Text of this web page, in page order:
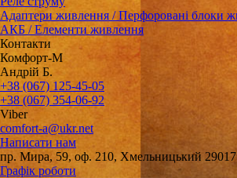
Адаптери живлення / Перфоровані блоки
АКБ / Елементи живлення
Контакти
Комфорт-М
Андрій Б.
+38 (067) 125-45-05
+38 (067) 354-06-92
Viber
comfort-a@ukr.net
Написати нам
пр. Мира, 59, оф. 210, Хмельницький 29017
Графік роботи